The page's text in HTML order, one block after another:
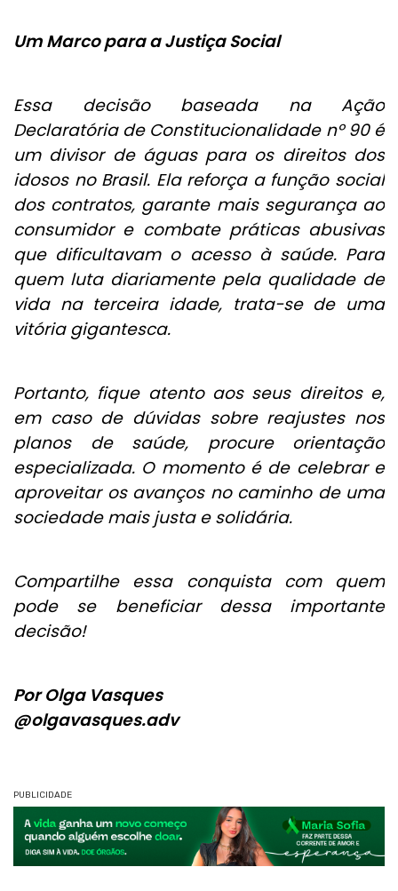
Um Marco para a Justiça Social
Essa decisão baseada na Ação
Declaratória de Constitucionalidade nº 90 é
um divisor de águas para os direitos dos
idosos no Brasil. Ela reforça a função social
dos contratos, garante mais segurança ao
consumidor e combate práticas abusivas
que dificultavam o acesso à saúde. Para
quem luta diariamente pela qualidade de
vida na terceira idade, trata-se de uma
vitória gigantesca.
Portanto, fique atento aos seus direitos e,
em caso de dúvidas sobre reajustes nos
planos de saúde, procure orientação
especializada. O momento é de celebrar e
aproveitar os avanços no caminho de uma
sociedade mais justa e solidária.
Compartilhe essa conquista com quem
pode se beneficiar dessa importante
decisão!
Por Olga Vasques
@olgavasques.adv
PUBLICIDADE